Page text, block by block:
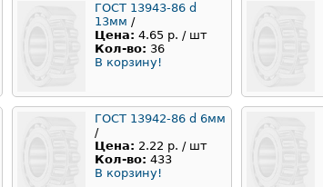
ГОСТ 13943-86 d
13мм /
Цена: 4.65 р. / шт
Кол-во: 36
В корзину!
ГОСТ 13942-86 d 6мм
/
Цена: 2.22 р. / шт
Кол-во: 433
В корзину!